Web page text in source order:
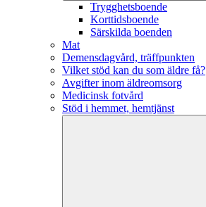
Trygghetsboende
Korttidsboende
Särskilda boenden
Mat
Demensdagvård, träffpunkten
Vilket stöd kan du som äldre få?
Avgifter inom äldreomsorg
Medicinsk fotvård
Stöd i hemmet, hemtjänst